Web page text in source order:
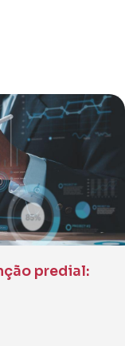
predial: